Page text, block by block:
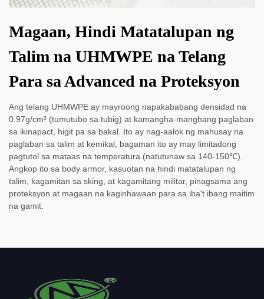
Magaan, Hindi Matatalupan ng
Talim na UHMWPE na Telang
Para sa Advanced na Proteksyon
Ang telang UHMWPE ay mayroong napakababang densidad na
0.97g/cm³ (tumutubo sa tubig) at kamangha-manghang paglaban
sa ikinapact, higit pa sa bakal. Ito ay nag-aalok ng mahusay na
paglaban sa talim at kemikal, bagaman ito ay may limitadong
pagtutol sa mataas na temperatura (natutunaw sa 140-150℃).
Angkop ito sa body armor, kasuotan na hindi matatalupan ng
talim, kagamitan sa sking, at kagamitang militar, pinagsama ang
proteksyon at magaan na kaginhawaan para sa iba't ibang maitim
na gamit.